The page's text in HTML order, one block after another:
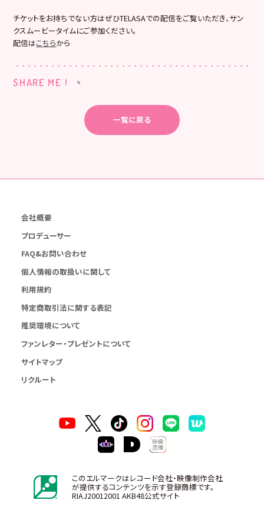
チケットをお持ちでない方はぜひTELASAでの配信をご覧いただき、サン
クスムービータイムにご参加ください。
配信はこちらから
SHARE ME !
一覧に戻る
会社概要
プロデューサー
FAQ&お問い合わせ
個人情報の取扱いに関して
利用規約
特定商取引法に関する表記
推奨環境について
ファンレター・プレゼントについて
サイトマップ
リクルート
このエルマークはレコード会社・映像制作会社
が提供するコンテンツを示す登録商標です。
RIAJ20012001 AKB48公式サイト